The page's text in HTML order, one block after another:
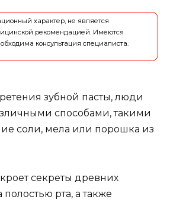
характер, не является
рекомендацией. Имеются
консультация специалиста.
зубной пасты, люди
способами, такими
соли, мела или порошка из
секреты древних
полостью рта, а также